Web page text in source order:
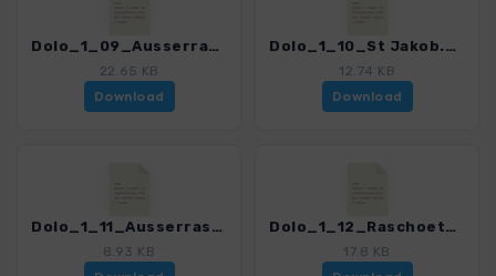
Dolo_1_09_Ausserraschoetz Norden.gpx
22.65 KB
Download
Dolo_1_10_St Jakob.gpx
12.74 KB
Download
Dolo_1_11_Ausserraschoetz Sueden.gpx
8.93 KB
Dolo_1_12_Raschoetz-Hoehenweg.gpx
17.8 KB